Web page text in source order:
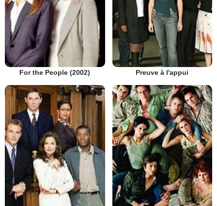
For the People (2002) Preuve à l'appui